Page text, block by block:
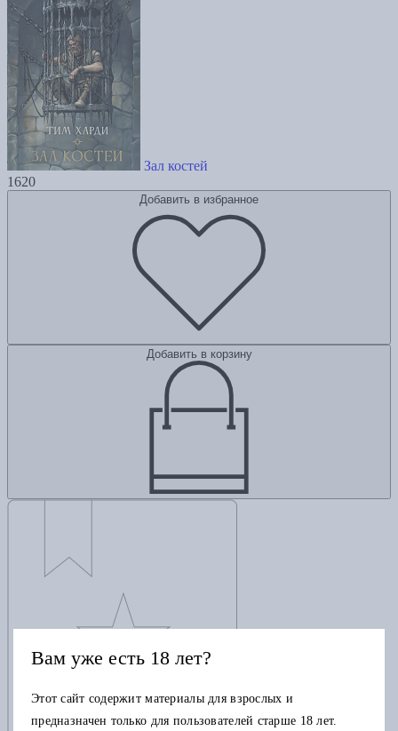
Зал костей
1620
Добавить в избранное
Добавить в корзину
Вам уже есть 18 лет?
Этот сайт содержит материалы для взрослых и
предназначен только для пользователей старше 18 лет.